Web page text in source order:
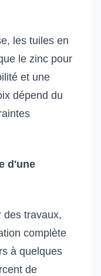
les tuiles en
le zinc pour
et une
dépend du
d'une
des travaux,
complète
à quelques
de